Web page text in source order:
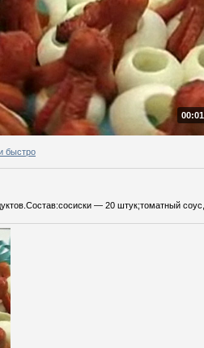
быстро
— 20 штук;томатный